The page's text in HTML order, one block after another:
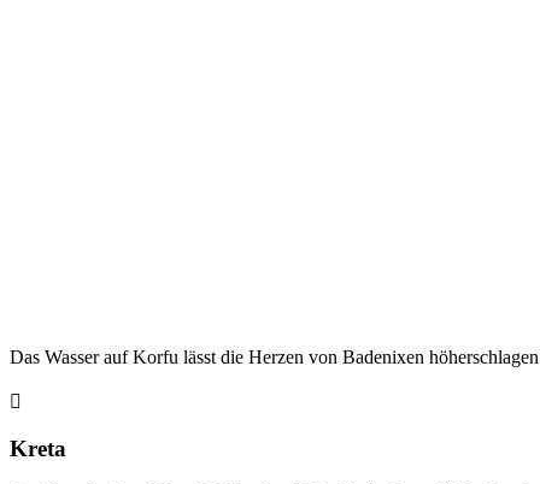
Das Wasser auf Korfu lässt die Herzen von Badenixen
Kreta